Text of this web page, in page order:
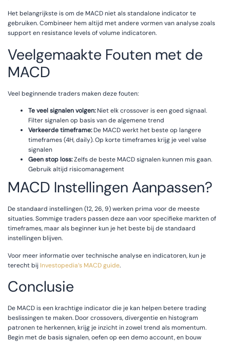
Het belangrijkste is om de MACD niet als standalone indicator te
gebruiken. Combineer hem altijd met andere vormen van analyse zoals
support en resistance levels of volume indicatoren.
Veelgemaakte Fouten met de
MACD
Veel beginnende traders maken deze fouten:
Te veel signalen volgen:Niet elk crossover is een goed signaal.
Filter signalen op basis van de algemene trend
Verkeerde timeframe:De MACD werkt het beste op langere
timeframes (4H, daily). Op korte timeframes krijg je veel valse
signalen
Geen stop loss:Zelfs de beste MACD signalen kunnen mis gaan.
Gebruik altijd risicomanagement
MACD Instellingen Aanpassen?
De standaard instellingen (12, 26, 9) werken prima voor de meeste
situaties. Sommige traders passen deze aan voor specifieke markten of
timeframes, maar als beginner kun je het beste bij de standaard
instellingen blijven.
Voor meer informatie over technische analyse en indicatoren, kun je
terecht bij Investopedia’s MACD guide.
Conclusie
De MACD is een krachtige indicator die je kan helpen betere trading
beslissingen te maken. Door crossovers, divergentie en histogram
patronen te herkennen, krijg je inzicht in zowel trend als momentum.
Begin met de basis signalen, oefen op een demo account, en bouw